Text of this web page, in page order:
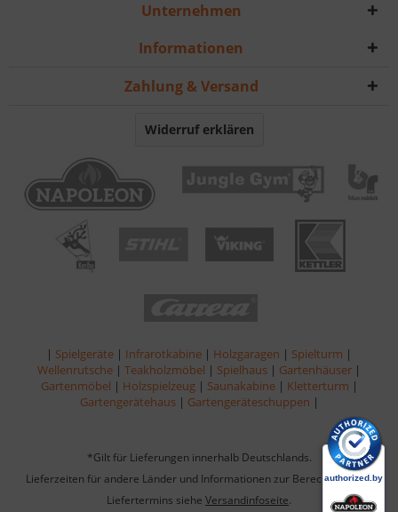
Unternehmen
Informationen
Zahlung & Versand
Widerruf erklären
| Spielgeräte | Infrarotkabine | Holzgaragen | Spielturm |
Wellenrutsche | Teakholzmöbel | Spielhaus | Gartenhäuser |
Gartenmöbel | Holzspielzeug | Saunakabine | Kletterturm |
Gartengerätehaus | Gartengeräteschuppen |
*Gilt für Lieferungen innerhalb Deutschlands.
Lieferzeiten für andere Länder und Informationen zur Berechnung des
Liefertermins siehe Versandinfoseite.